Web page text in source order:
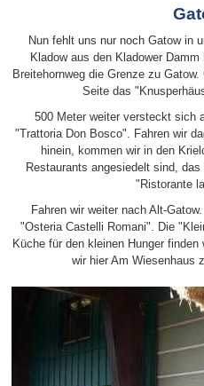
Nun fehlt uns nur noch Gatow in
Kladow aus den Kladower
Breitehornweg die Grenze zu
Seite das
500 Meter weiter versteckt sich
"Trattoria Don Bosco". Fahren wir
hinein, kommen wir in den
Restaurants angesiedelt sind,
"Ristorante
Fahren wir weiter nach Alt-
"Osteria Castelli Romani". Die
Küche für den kleinen Hunger
wir hier Am Wiesenhaus